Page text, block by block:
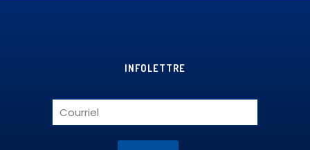
INFOLETTRE